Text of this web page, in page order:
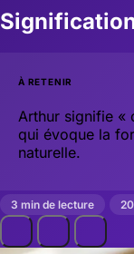
À RETENIR
Arthur signifie «
qui évoque la
naturelle.
3 min de lecture